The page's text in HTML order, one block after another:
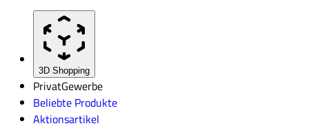
3D Shopping
PrivatGewerbe
Beliebte Produkte
Aktionsartikel